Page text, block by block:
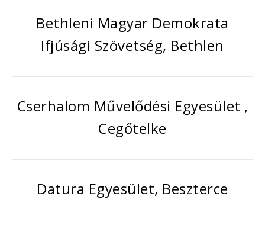
Bethleni Magyar Demokrata
Ifjúsági Szövetség, Bethlen
Cserhalom Művelődési Egyesület ,
Cegőtelke
Datura Egyesület, Beszterce